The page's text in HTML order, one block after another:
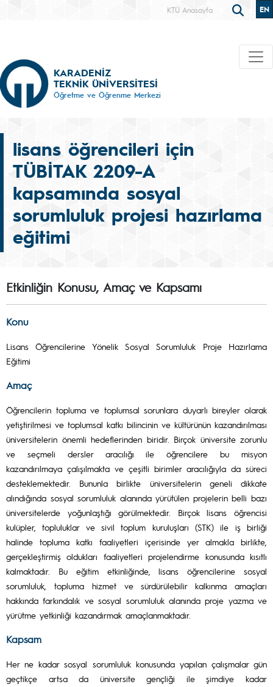
KTÜ Anasayfa EN
KARADENİZ
TEKNİK ÜNİVERSİTESİ
Öğretme ve Öğrenme Merkezi
lisans öğrencileri için
TÜBİTAK 2209-A
kapsamında sosyal
sorumluluk projesi hazırlama
eğitimi
Etkinliğin Konusu, Amaç ve Kapsamı
Konu
Lisans Öğrencilerine Yönelik Sosyal Sorumluluk Proje Hazırlama
Eğitimi
Amaç
Öğrencilerin topluma ve toplumsal sorunlara duyarlı bireyler olarak
yetiştirilmesi ve toplumsal katkı bilincinin ve kültürünün kazandırılması
üniversitelerin önemli hedeflerinden biridir. Birçok üniversite zorunlu
ve seçmeli dersler aracılığı ile öğrencilere bu misyon
kazandırılmaya çalışılmakta ve çeşitli birimler aracılığıyla da süreci
desteklemektedir. Bununla birlikte üniversitelerin geneli dikkate
alındığında sosyal sorumluluk alanında yürütülen projelerin belli bazı
üniversitelerde yoğunlaştığı görülmektedir. Birçok lisans öğrencisi
kulüpler, topluluklar ve sivil toplum kuruluşları (STK) ile iş birliği
halinde topluma katkı faaliyetleri içerisinde yer almakla birlikte,
gerçekleştirmiş oldukları faaliyetleri projelendirme konusunda kısıtlı
kalmaktadır. Bu eğitim etkinliğinde, lisans öğrencilerine sosyal
sorumluluk, topluma hizmet ve sürdürülebilir kalkınma amaçları
hakkında farkındalık ve sosyal sorumluluk alanında proje yazma ve
yürütme yetkinliği kazandırmak amaçlanmaktadır.
Kapsam
Her ne kadar sosyal sorumluluk konusunda yapılan çalışmalar gün
geçtikçe artsa da üniversite gençliği ile şimdiye kadar